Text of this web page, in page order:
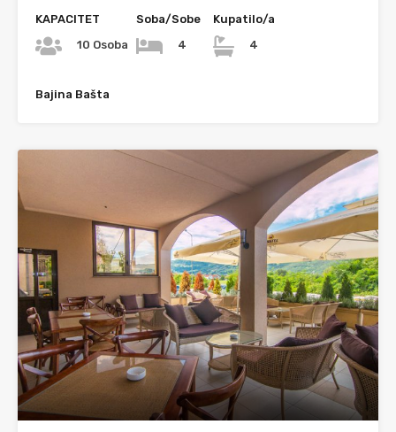
KAPACITET
10 Osoba
Soba/Sobe
4
Kupatilo/a
4
Bajina Bašta